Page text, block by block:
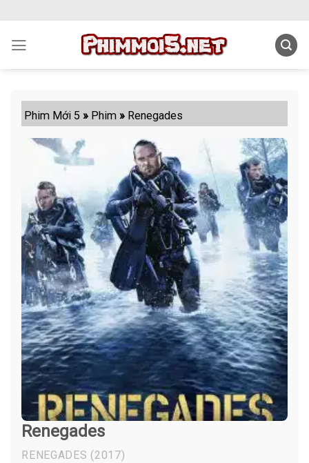
content
Phim Mới 5 » Phim » Renegades
Renegades
RENEGADES (2017)